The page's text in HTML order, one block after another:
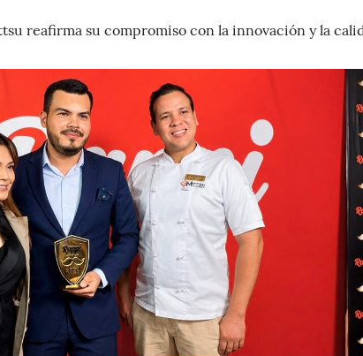
reafirma su compromiso con la innovación y la